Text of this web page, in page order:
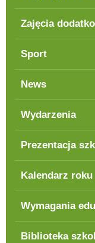
Zajęcia
Sport
News
Wydarzenia
Prezentacja
Kalendarz
Wymagania
Biblioteka